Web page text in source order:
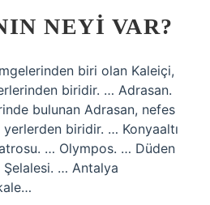
NEYI VAR?
biri olan Kaleiçi,
biridir. … Adrasan.
bulunan Adrasan, nefes
biridir. … Konyaaltı
… Olympos. … Düden
… Antalya